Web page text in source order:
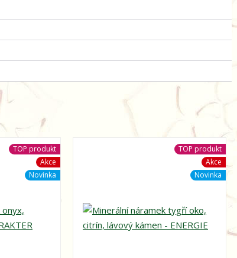
TOP produkt
Akce
Novinka
TOP produkt
Akce
Novinka